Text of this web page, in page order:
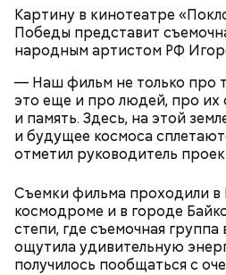
Картину в кинотеатре
Победы представит
народным артистом РФ
— Наш фильм не только про
это еще и про людей, про их
и память. Здесь, на этой
и будущее космоса
отметил руководитель
Съемки фильма проходили в
космодроме и в городе
степи, где съемочная
ощутила удивительную
получилось пообщаться с
Также существует раздел
который будет полезен
нем можно найти
преимущества дает
программе лояльности. Там
отправить заявку на
Ботанический сад РАН;
ВДНХ;
Лосиный Остров;
Измайловский парк;
Кемеровский лесопарк;
Парк Кузьминки;
Парк 850-летия Москвы;
Братеевскую пойму;
Борисовские пруды;
Битцевский лес;
Теплый Стан;
Парк победы;
Долину реки Сетунь;
Парк Фили;
Исследователи считают,
Гнездниковском переулке
впервые увидел Елену
третьей женой и
наследия писателя. Они